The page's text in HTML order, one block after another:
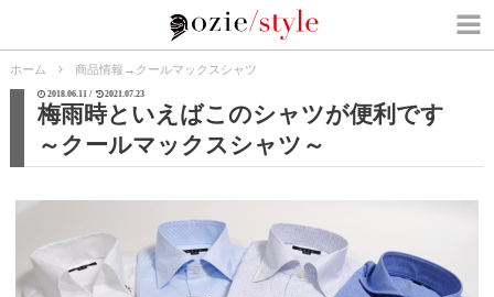
ホーム 商品情報 → クールマックスシャツ
2018.06.11 / 2021.07.23
梅雨時といえばこのシャツが便利です
～クールマックスシャツ～